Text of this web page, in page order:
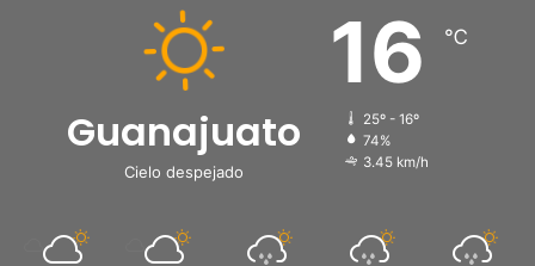
Guanajuato
Cielo despejado
16 ℃
25º - 16º
74%
3.45 km/h